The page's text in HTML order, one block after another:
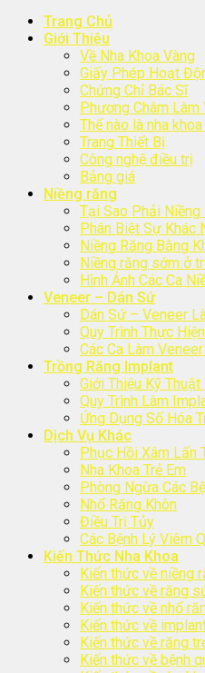
Trang Chủ
Giới Thiệu
Về Nha Khoa Vàng
Giấy Phép Hoạt
Chứng Chỉ Bác Sĩ
Phương Châm Làm
Thế nào là nha
Trang Thiết Bị
Công nghệ điều trị
Bảng giá
Niềng răng
Tại Sao Phải Niềng
Phân Biệt Sự Khác
Niềng Răng Bằng
Niềng răng sớm ở
Hình Ảnh Các Ca
Veneer – Dán Sứ
Dán Sứ – Veneer
Quy Trình Thực
Các Ca Làm
Trồng Răng Implant
Giới Thiệu Kỹ
Quy Trình Làm
Ứng Dụng Số Hóa
Dịch Vụ Khác
Phục Hồi Xâm Lấn
Nha Khoa Trẻ Em
Phòng Ngừa Các
Nhổ Răng Khôn
Điều Trị Tủy
Các Bệnh Lý Viêm
Kiến Thức Nha Khoa
Kiến thức về niềng
Kiến thức về răng
Kiến thức về nhổ
Kiến thức về
Kiến thức về răng
Kiến thức về bệnh